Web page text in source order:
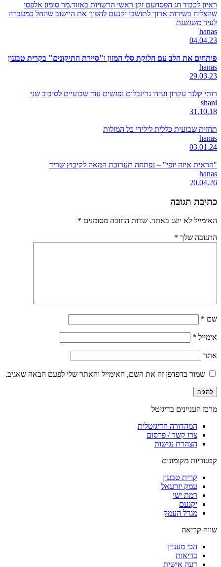
ראיון לכבוד חג הפסחעם זקן ראשי הרשויות באזור,מר סימון אלפסי
שהצליח בשירות ארוך לתושבי יקנעם להפוך את היישוב שהחל כמעברה
לעיר משגשגת
hanas
04.04.23
פותחים את הלב עם חלוקת סלי המזון ו"סיירת התיקונים" בקרית טבעון
hanas
29.03.23
רותי קלנר עקרון ועידו גרינבלום נפגשים עוד שבועיים לסיבוב שני
shani
31.10.18
תחזית שבועית כללית לילידי כל המזלות
hanas
03.01.24
"הראית איזה יופי" – נפתחה תערוכת המאה לקיבוץ שריד
hanas
20.04.26
כתיבת תגובה
האימייל לא יוצג באתר. שדות החובה מסומנים *
התגובה שלך *
שם *
אימייל *
אתר
שמור בדפדפן זה את השם, האימייל והאתר שלי לפעם הבאה שאגיב.
מרכז העניינים בדיגיטל
המהדורה הדיגיטלית
צרו קשר / פרסום
הצהרת נגישות
קטגוריות מקומונים
קרית טבעון
עמק יזרעאל
רמת ישי
יקנעם
מגדל העמק
שווה קריאה
הכי מעניין
בריאות
דעה אישית